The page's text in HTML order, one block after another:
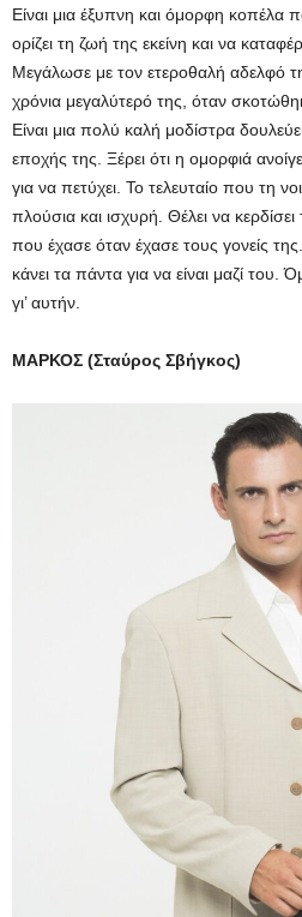
Είναι μια έξυπνη και όμορφη κοπέλα
ορίζει τη ζωή της εκείνη και να
Μεγάλωσε με τον ετεροθαλή αδελφό
χρόνια μεγαλύτερό της, όταν
Είναι μια πολύ καλή μοδίστρα
εποχής της. Ξέρει ότι η ομορφιά
για να πετύχει. Το τελευταίο που τη
πλούσια και ισχυρή. Θέλει να
που έχασε όταν έχασε τους γονείς
κάνει τα πάντα για να είναι μαζί του.
γι’ αυτήν.
ΜΑΡΚΟΣ (Σταύρος Σβήγκος)